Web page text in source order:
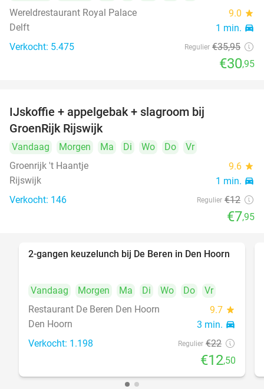
Wereldrestaurant Royal Palace
9.0 star
Delft 1 min. directions_car
Verkocht: 5.475 Regulier €35,95
€30,95
IJskoffie + appelgebak + slagroom bij
GroenRijk Rijswijk
Vandaag Morgen Ma Di Wo Do
Vr
Groenrijk 't Haantje
9.6 star
Rijswijk 1 min. directions_car
Verkocht: 146 Regulier €12
€7,95
43%
2-gangen keuzelunch bij De Beren in Den Hoorn
Vandaag Morgen Ma Di Wo Do
Vr
Restaurant De Beren Den Hoorn
9.7 star
Den Hoorn 3 min. directions_car
Verkocht: 1.198 Regulier €22
€12,50